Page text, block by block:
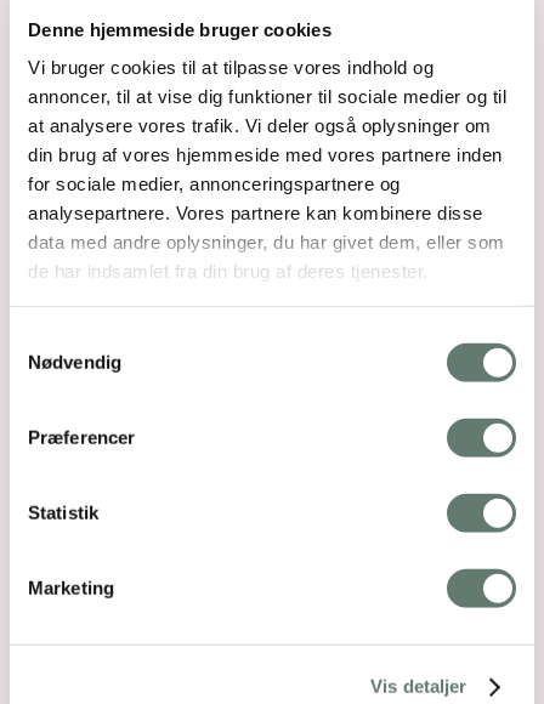
Denne hjemmeside bruger cookies
Vi bruger cookies til at tilpasse vores indhold og
annoncer, til at vise dig funktioner til sociale medier og til
at analysere vores trafik. Vi deler også oplysninger om
din brug af vores hjemmeside med vores partnere inden
for sociale medier, annonceringspartnere og
analysepartnere. Vores partnere kan kombinere disse
data med andre oplysninger, du har givet dem, eller som
de har indsamlet fra din brug af deres tjenester.
Nødvendig
Præferencer
Statistik
Marketing
Vis detaljer
Magnus